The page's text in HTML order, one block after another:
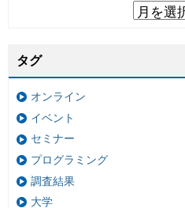
タグ
オンライン
イベント
セミナー
プログラミング
調査結果
大学